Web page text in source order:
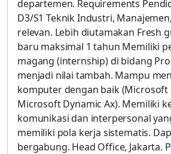
departemen. Requirements
D3/S1 Teknik Industri,
relevan. Lebih diutamakan Fresh
baru maksimal 1 tahun Memiliki
magang (internship) di bidang
menjadi nilai tambah. Mampu
komputer dengan baik (Microsoft
Microsoft Dynamic Ax). Memiliki
komunikasi dan interpersonal
memiliki pola kerja sistematis.
bergabung. Head Office, Jakarta.